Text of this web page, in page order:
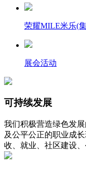
荣耀MILE米乐(
展会活动
可持续发展
我们积极营造绿色发
及公平公正的职业成
收、就业、社区建设